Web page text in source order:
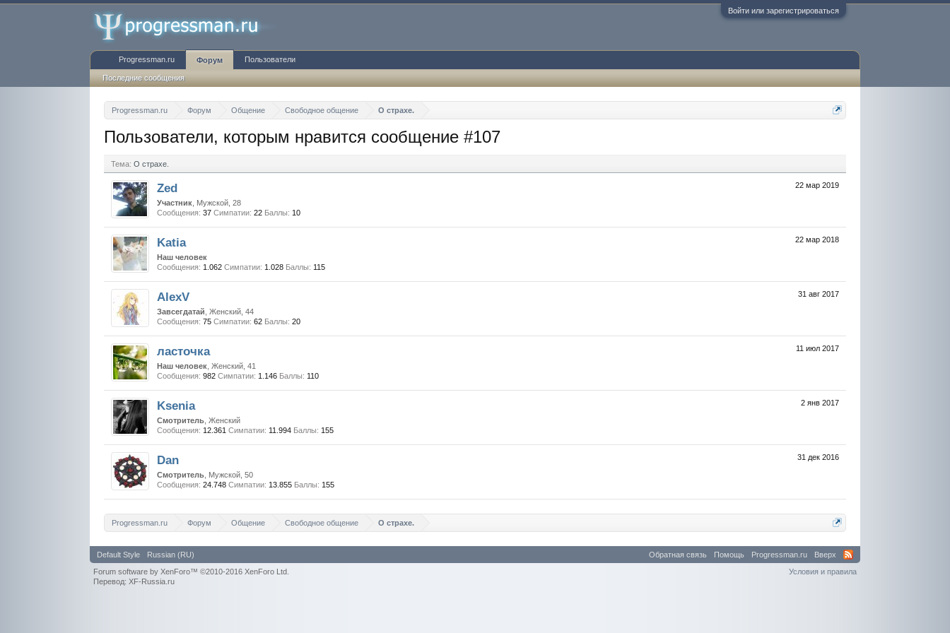
Войти или зарегистрироваться
Progressman.ru Форум Общение Свободное общение О страхе.
Пользователи, которым нравится сообщение #107
Тема: О страхе.
22 мар 2019
Zed
Участник , Мужской, 28
Сообщения: 37 Симпатии: 22 Баллы: 10
22 мар 2018
Katia
Наш человек
Сообщения: 1.062 Симпатии: 1.028 Баллы: 115
31 авг 2017
AlexV
Завсегдатай , Женский, 44
Сообщения: 75 Симпатии: 62 Баллы: 20
11 июл 2017
ласточка
Наш человек , Женский, 41
Сообщения: 982 Симпатии: 1.146 Баллы: 110
2 янв 2017
Ksenia
Смотритель , Женский
Сообщения: 12.361 Симпатии: 11.994 Баллы: 155
31 дек 2016
Dan
Смотритель , Мужской, 50
Сообщения: 24.748 Симпатии: 13.855 Баллы: 155
Progressman.ru Форум Общение Свободное общение О страхе.
Progressman.ru Форум
Последние сообщения
Пользователи
Default Style Russian (RU) Обратная связь Помощь Progressman.ru
Вверх
Условия и правила
Forum software by XenForo™ ©2010-2016 XenForo Ltd.
Перевод: XF-Russia.ru